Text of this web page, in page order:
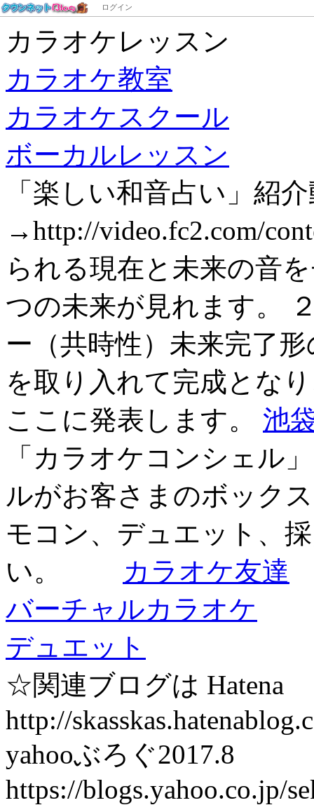
カラオケレッスン
カラオケ教室
カラオケスクール
ボーカルレッスン
「楽しい和音占い」紹
→http://video.fc2.com/
られる現在と未来の音
つの未来が見れます。
ー（共時性）未来完了
を取り入れて完成とな
ここに発表します。 池
「カラオケコンシェル
ルがお客さまのボック
モコン、デュエット、
い。
カラオケ友達
バーチャルカラオケ
デュエット
☆関連ブログは Hatena
http://
yahooぶろぐ2017.8
https://blogs.yahoo.co.jp/
ログイン